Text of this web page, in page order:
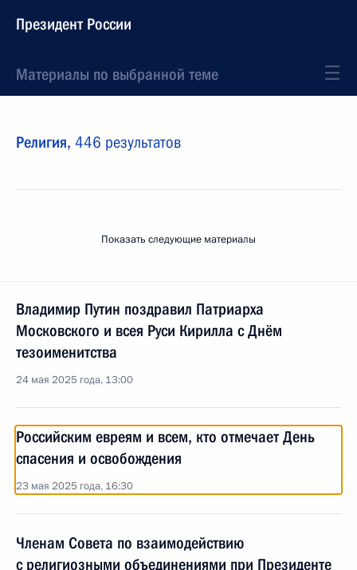
Президент России
Материалы по выбранной теме
Религия, 446 результатов
Показать следующие материалы
Владимир Путин поздравил Патриарха
Московского и всея Руси Кирилла с Днём
тезоименитства
24 мая 2025 года, 13:00
Российским евреям и всем, кто отмечает День
спасения и освобождения
23 мая 2025 года, 16:30
Членам Совета по взаимодействию
с религиозными объединениями при Президенте